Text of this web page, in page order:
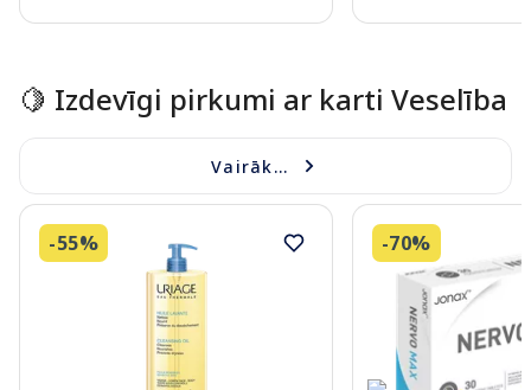
🍋 Izdevīgi pirkumi ar karti Veselība
Vairāk...
-55% -70%